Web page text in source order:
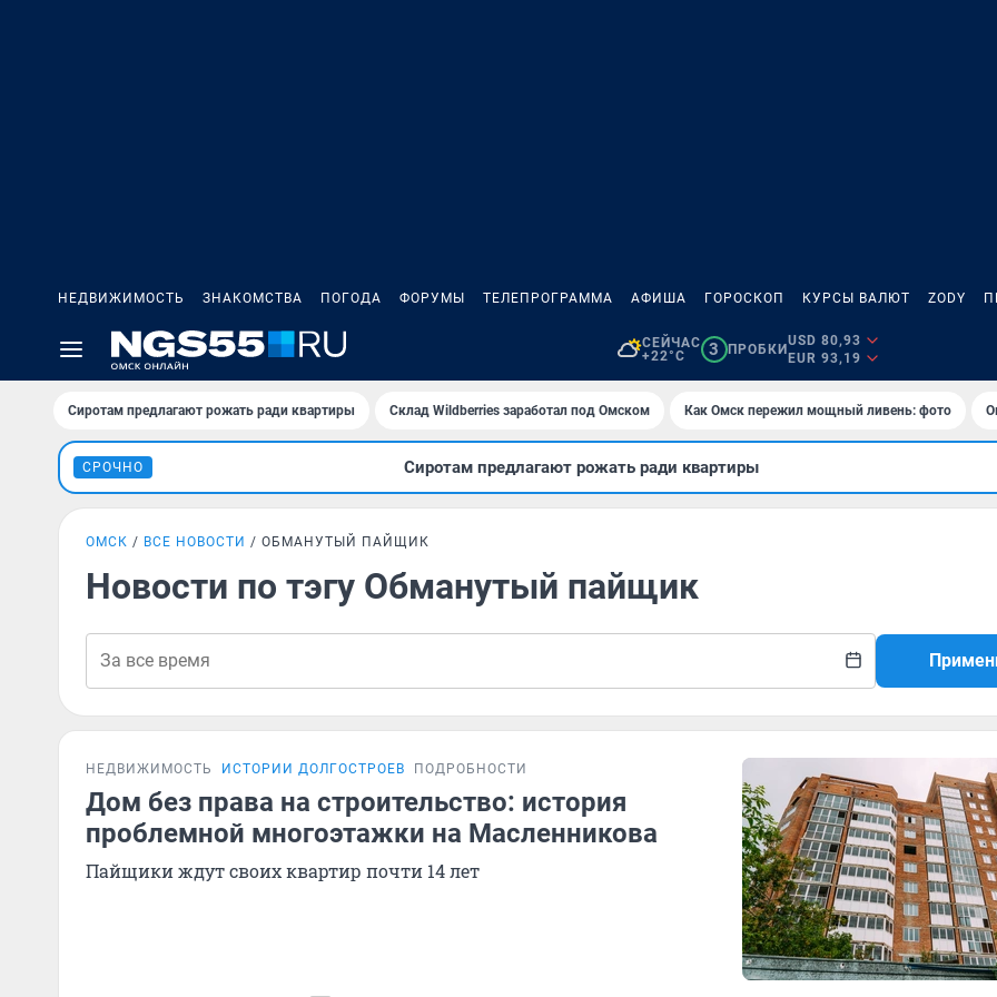
НЕДВИЖИМОСТЬ ЗНАКОМСТВА ПОГОДА ФОРУМЫ ТЕЛЕПРОГРАММА АФИША ГОРОСКОП КУРСЫ ВАЛЮТ ZODY
СЕЙЧАС
+22°C
3 ПРОБКИ
USD 80,93
EUR 93,19
Сиротам предлагают рожать ради квартиры Склад Wildberries заработал под Омском Как Омск пережил мощный ливень: фото
СРОЧНО Сиротам предлагают рожать ради квартиры
ОМСК ВСЕ НОВОСТИ ОБМАНУТЫЙ ПАЙЩИК
Новости по тэгу Обманутый пайщик
НЕДВИЖИМОСТЬ ИСТОРИИ ДОЛГОСТРОЕВ ПОДРОБНОСТИ
Дом без права на строительство: история
проблемной многоэтажки на Масленникова
Пайщики ждут своих квартир почти 14 лет